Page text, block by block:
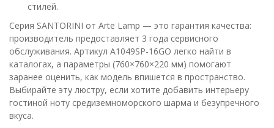
стилей.
Серия SANTORINI от Arte Lamp — это гарантия качества:
производитель предоставляет 3 года сервисного
обслуживания. Артикул A1049SP-16GO легко найти в
каталогах, а параметры (760×760×220 мм) помогают
заранее оценить, как модель впишется в пространство.
Выбирайте эту люстру, если хотите добавить интерьеру
гостиной ноту средиземноморского шарма и безупречного
вкуса.